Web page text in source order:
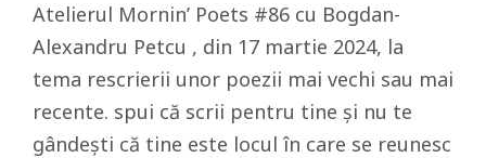
Atelierul Mornin’ Poets #86 cu Bogdan-
Alexandru Petcu , din 17 martie 2024, la
tema rescrierii unor poezii mai vechi sau mai
recente. spui că scrii pentru tine și nu te
gândești că tine este locul în care se reunesc